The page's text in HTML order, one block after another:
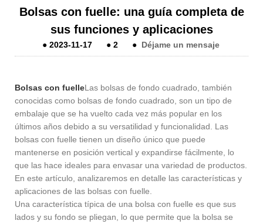
Bolsas con fuelle: una guía completa de
sus funciones y aplicaciones
●2023-11-17 ●2 ● Déjame un mensaje
Bolsas con fuelleLas bolsas de fondo cuadrado, también
conocidas como bolsas de fondo cuadrado, son un tipo de
embalaje que se ha vuelto cada vez más popular en los
últimos años debido a su versatilidad y funcionalidad. Las
bolsas con fuelle tienen un diseño único que puede
mantenerse en posición vertical y expandirse fácilmente, lo
que las hace ideales para envasar una variedad de productos.
En este artículo, analizaremos en detalle las características y
aplicaciones de las bolsas con fuelle.
Una característica típica de una bolsa con fuelle es que sus
lados y su fondo se pliegan, lo que permite que la bolsa se